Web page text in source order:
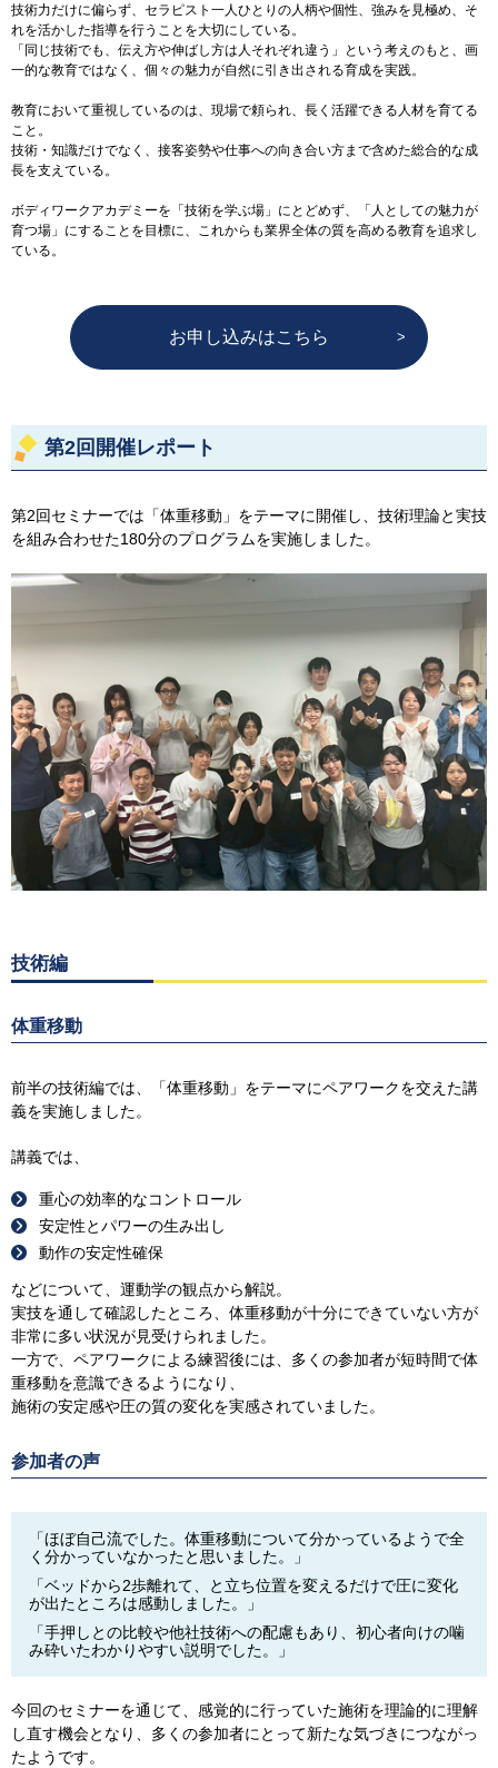
技術力だけに偏らず、セラピスト一人ひとりの人柄や個性、強みを見極め、そ
れを活かした指導を行うことを大切にしている。
「同じ技術でも、伝え方や伸ばし方は人それぞれ違う」という考えのもと、画
一的な教育ではなく、個々の魅力が自然に引き出される育成を実践。
教育において重視しているのは、現場で頼られ、長く活躍できる人材を育てる
こと。
技術・知識だけでなく、接客姿勢や仕事への向き合い方まで含めた総合的な成
長を支えている。
ボディワークアカデミーを「技術を学ぶ場」にとどめず、「人としての魅力が
育つ場」にすることを目標に、これからも業界全体の質を高める教育を追求し
ている。
お申し込みはこちら
第2回開催レポート
第2回セミナーでは「体重移動」をテーマに開催し、技術理論と実技
を組み合わせた180分のプログラムを実施しました。
技術編
体重移動
前半の技術編では、「体重移動」をテーマにペアワークを交えた講
義を実施しました。
講義では、
重心の効率的なコントロール
安定性とパワーの生み出し
動作の安定性確保
などについて、運動学の観点から解説。
実技を通して確認したところ、体重移動が十分にできていない方が
非常に多い状況が見受けられました。
一方で、ペアワークによる練習後には、多くの参加者が短時間で体
重移動を意識できるようになり、
施術の安定感や圧の質の変化を実感されていました。
参加者の声
「ほぼ自己流でした。体重移動について分かっているようで全
く分かっていなかったと思いました。」
「ベッドから2歩離れて、と立ち位置を変えるだけで圧に変化
が出たところは感動しました。」
「手押しとの比較や他社技術への配慮もあり、初心者向けの噛
み砕いたわかりやすい説明でした。」
今回のセミナーを通じて、感覚的に行っていた施術を理論的に理解
し直す機会となり、多くの参加者にとって新たな気づきにつながっ
たようです。